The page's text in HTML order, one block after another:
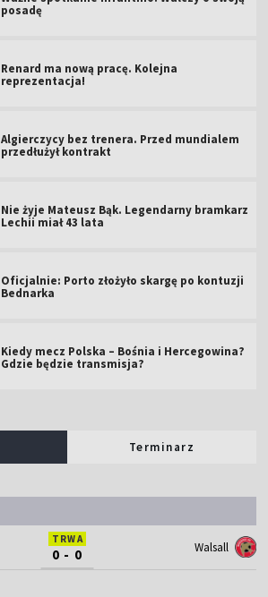
posadę
Renard ma nową pracę. Kolejna
reprezentacja!
Algierczycy bez trenera. Przed mundialem
przedłużył kontrakt
Nie żyje Mateusz Bąk. Legendarny bramkarz
Lechii miał 43 lata
Oficjalnie: Porto złożyło skargę po kontuzji
Bednarka
Kiedy mecz Polska – Bośnia i Hercegowina?
Gdzie będzie transmisja?
Terminarz
TRWA
0 - 0 Walsall